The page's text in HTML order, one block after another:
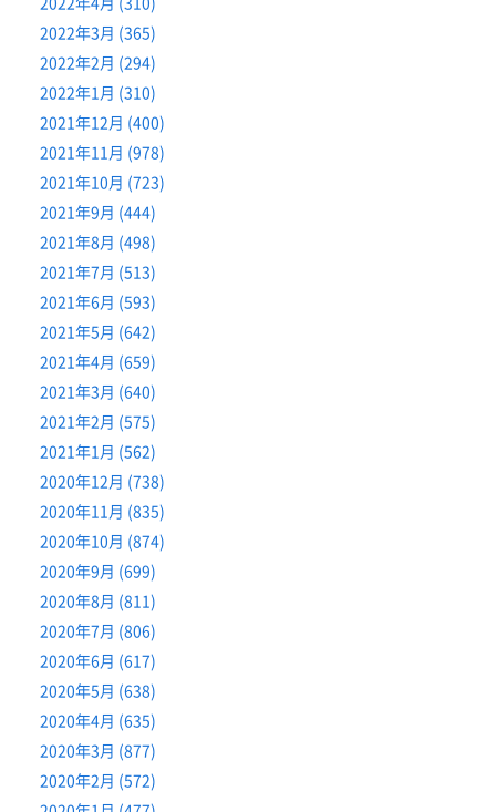
2022年3月 (365)
2022年2月 (294)
2022年1月 (310)
2021年12月 (400)
2021年11月 (978)
2021年10月 (723)
2021年9月 (444)
2021年8月 (498)
2021年7月 (513)
2021年6月 (593)
2021年5月 (642)
2021年4月 (659)
2021年3月 (640)
2021年2月 (575)
2021年1月 (562)
2020年12月 (738)
2020年11月 (835)
2020年10月 (874)
2020年9月 (699)
2020年8月 (811)
2020年7月 (806)
2020年6月 (617)
2020年5月 (638)
2020年4月 (635)
2020年3月 (877)
2020年2月 (572)